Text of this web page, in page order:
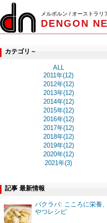
メルボルン / オーストラリ
DENGON
カテゴリ－
ALL
2011年(12)
2012年(12)
2013年(12)
2014年(12)
2015年(12)
2016年(12)
2017年(12)
2018年(12)
2019年(12)
2020年(12)
2021年(3)
記事 最新情報
バクラバ: こころに栄養
やつレシピ